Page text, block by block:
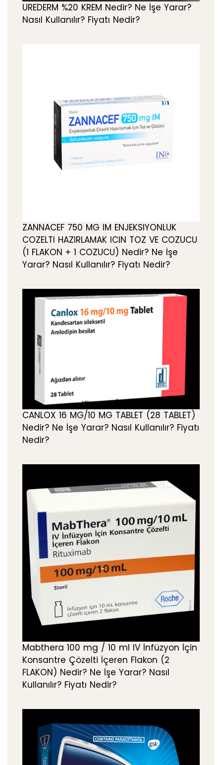
UREDERM %20 KREM Nedir? Ne İşe Yarar?
Nasıl Kullanılır? Fiyatı Nedir?
ZANNACEF 750 MG IM ENJEKSIYONLUK
COZELTI HAZIRLAMAK ICIN TOZ VE COZUCU
(1 FLAKON + 1 COZUCU) Nedir? Ne İşe
Yarar? Nasıl Kullanılır? Fiyatı Nedir?
CANLOX 16 MG/10 MG TABLET (28 TABLET)
Nedir? Ne İşe Yarar? Nasıl Kullanılır? Fiyatı
Nedir?
Mabthera 100 mg / 10 ml IV İnfüzyon İçin
Konsantre Çözelti İçeren Flakon (2
FLAKON) Nedir? Ne İşe Yarar? Nasıl
Kullanılır? Fiyatı Nedir?